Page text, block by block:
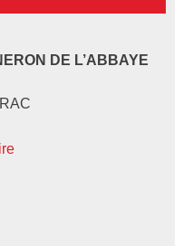
DE L’ABBAYE